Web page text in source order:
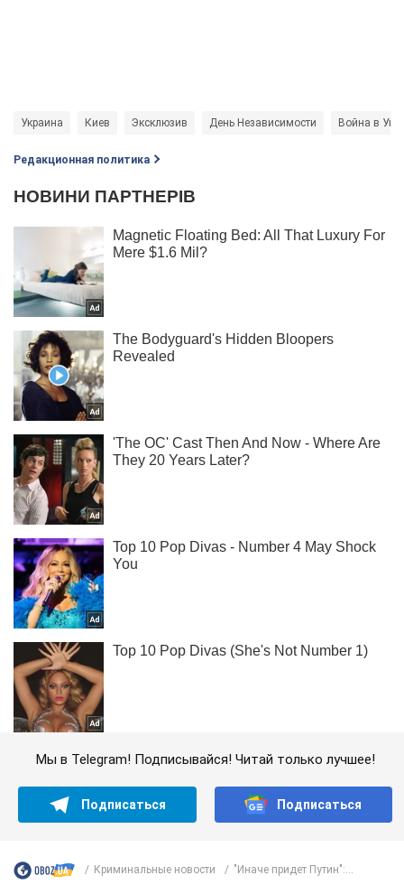
Украина Киев Эксклюзив День Независимости Война в
Редакционная политика
Мы в Telegram! Подписывайся! Читай только лучшее!
Подписаться Подписаться
Криминальные новости "Иначе придет Путин":...